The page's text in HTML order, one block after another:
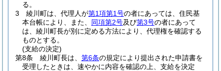
る。
3
綾川町は、代理人が第1項第1号の者にあっては、住民基
本台帳により、また、 同項第2号及び第3号の者にあって
は、綾川町長が別に定める方法により、代理権を確認する
ものとする。
(支給の決定)
第8条
綾川町長は、 第6条の規定により提出された申請書を
受理したときは、速やかに内容を確認の上、支給を決定